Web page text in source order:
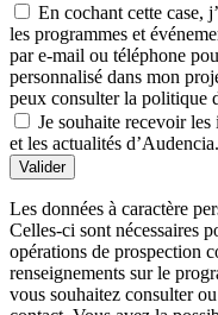
En cochant cette case,
les programmes et
par e-mail ou téléphone
personnalisé dans mon
peux consulter la politique
Je souhaite recevoir
et les actualités d’Audencia.
Valider
Les données à caractère
Celles-ci sont nécessaires
opérations de prospection
renseignements sur le
vous souhaitez consulter